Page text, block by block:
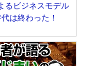
るビジネスモデル
は終わった！